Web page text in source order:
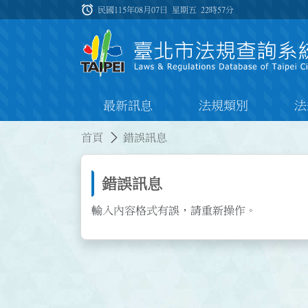
:::
alarm 民國115年08月07日 星期五22時57分
最新訊息 法規類別
首頁 錯誤訊息
錯誤訊息
輸入內容格式有誤，請重新操作。